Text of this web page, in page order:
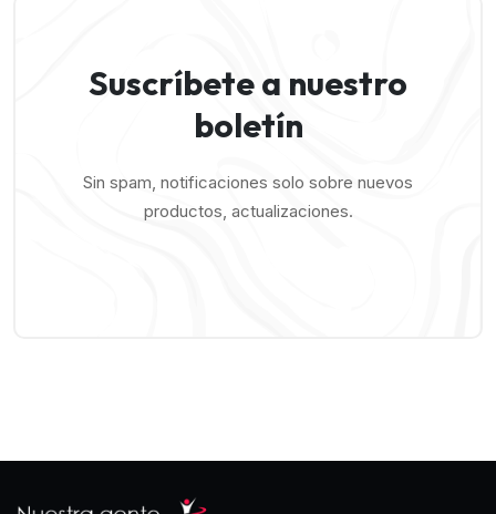
Suscríbete a nuestro
boletín
Sin spam, notificaciones solo sobre nuevos
productos, actualizaciones.